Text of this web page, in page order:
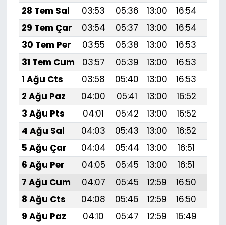
28 Tem Sal
03:53 05:36 13:00 16:54
29 Tem Çar
03:54 05:37 13:00 16:54
30 Tem Per
03:55 05:38 13:00 16:53
31 Tem Cum
03:57 05:39 13:00 16:53
1 Ağu Cts
03:58 05:40 13:00 16:53
2 Ağu Paz
04:00 05:41 13:00 16:52
3 Ağu Pts
04:01 05:42 13:00 16:52
4 Ağu Sal
04:03 05:43 13:00 16:52
5 Ağu Çar
04:04 05:44 13:00 16:51
6 Ağu Per
04:05 05:45 13:00 16:51
7 Ağu Cum
04:07 05:45 12:59 16:50
8 Ağu Cts
04:08 05:46 12:59 16:50
9 Ağu Paz
04:10 05:47 12:59 16:49